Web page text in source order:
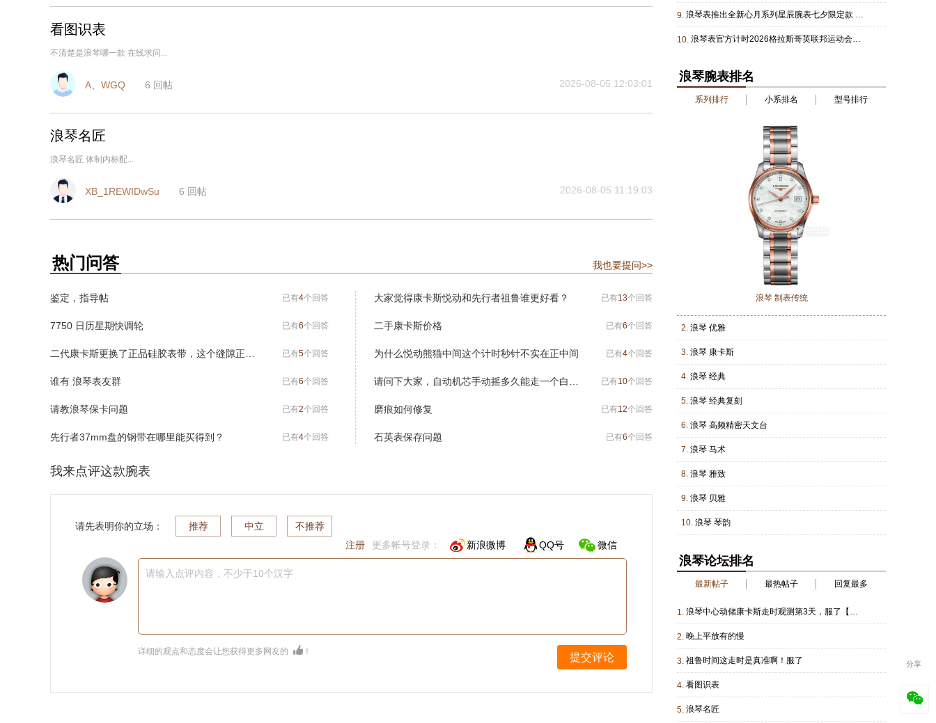
看图识表
不清楚是浪琴哪一款 在线求问...
A、WGQ 6 回帖 2026-08-05 12:03:01
浪琴名匠
浪琴名匠 体制内标配...
XB_1REWIDwSu 6 回帖 2026-08-05 11:19:03
热门问答 我也要提问>>
鉴定，指导帖 已有4个回答
7750 日历星期快调轮 已有6个回答
已有5个回答
谁有 浪琴表友群 已有6个回答
请教浪琴保卡问题 已有2个回答
先行者37mm盘的钢带在哪里能买得到？ 已有4个回答
大家觉得康卡斯悦动和先行者祖鲁谁更好看？ 已有13个回答
二手康卡斯价格 已有6个回答
为什么悦动熊猫中间这个计时秒针不实在正中间 已有4个回答
已有10个回答
磨痕如何修复 已有12个回答
石英表保存问题 已有6个回答
我来点评这款腕表
注册 更多帐号登录： 新浪微博 QQ号 微信
请先表明你的立场： 推荐 中立 不推荐
请输入点评内容，不少于10个汉字
详细的观点和态度会让您获得更多网友的 ！ 提交评论
9. 浪琴表推出全新心月系列星辰腕表七夕限定款 浪琴表优雅形象大使于适特别推荐
10. 浪琴表官方计时2026格拉斯哥英联邦运动会：64年，高科技计时不离场
浪琴腕表排名
系列排行 小系排名 型号排行
浪琴 制表传统
2. 浪琴 优雅
3. 浪琴 康卡斯
4. 浪琴 经典
5. 浪琴 经典复刻
6. 浪琴 高频精密天文台
7. 浪琴 马术
8. 浪琴 雅致
9. 浪琴 贝雅
10. 浪琴 琴韵
浪琴论坛排名
最新帖子 最热帖子 回复最多
1. 浪琴中心动储康卡斯走时观测第3天，服了【非天文台认证】
2. 晚上平放有的慢
3. 祖鲁时间这走时是真准啊！服了
4. 看图识表
5. 浪琴名匠
分享